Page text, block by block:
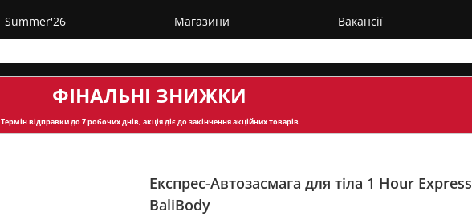
Summer'26 Магазини Вакансії
ФІНАЛЬНІ ЗНИЖКИ
Термін відправкидо 7 робочих днів, акція діє до закінчення акційних товарів
Експрес-Автозасмага для тіла 1 Hour Express
BaliBody